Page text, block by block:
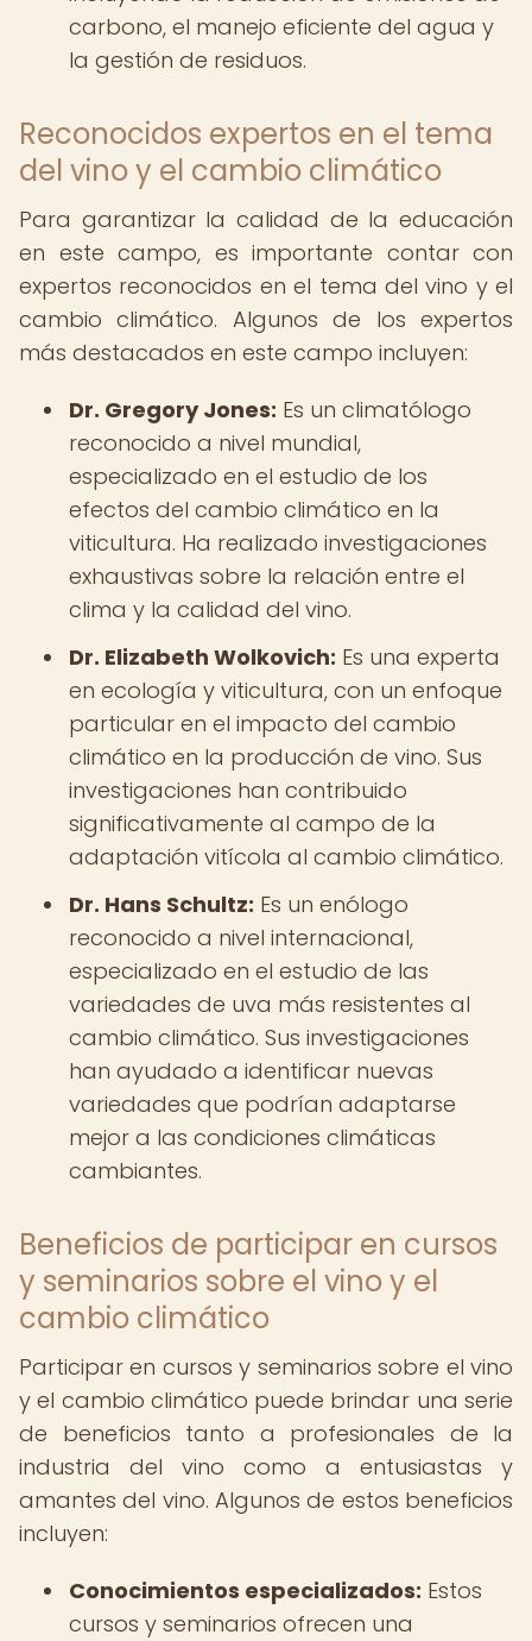
carbono, el manejo eficiente del agua y
la gestión de residuos.
Reconocidos expertos en el tema
del vino y el cambio climático
Para garantizar la calidad de la educación
en este campo, es importante contar con
expertos reconocidos en el tema del vino y el
cambio climático. Algunos de los expertos
más destacados en este campo incluyen:
Dr. Gregory Jones: Es un climatólogo
reconocido a nivel mundial,
especializado en el estudio de los
efectos del cambio climático en la
viticultura. Ha realizado investigaciones
exhaustivas sobre la relación entre el
clima y la calidad del vino.
Dr. Elizabeth Wolkovich: Es una experta
en ecología y viticultura, con un enfoque
particular en el impacto del cambio
climático en la producción de vino. Sus
investigaciones han contribuido
significativamente al campo de la
adaptación vitícola al cambio climático.
Dr. Hans Schultz: Es un enólogo
reconocido a nivel internacional,
especializado en el estudio de las
variedades de uva más resistentes al
cambio climático. Sus investigaciones
han ayudado a identificar nuevas
variedades que podrían adaptarse
mejor a las condiciones climáticas
cambiantes.
Beneficios de participar en cursos
y seminarios sobre el vino y el
cambio climático
Participar en cursos y seminarios sobre el vino
y el cambio climático puede brindar una serie
de beneficios tanto a profesionales de la
industria del vino como a entusiastas y
amantes del vino. Algunos de estos beneficios
incluyen:
Conocimientos especializados: Estos
cursos y seminarios ofrecen una